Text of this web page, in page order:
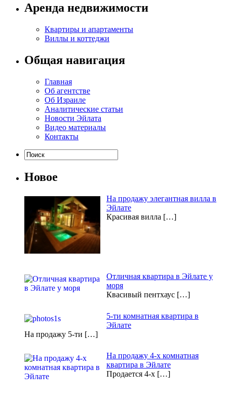
Аренда недвижимости
Квартиры и апартаменты
Виллы и коттеджи
Общая навигация
Главная
Об агентстве
Об Израиле
Аналитические статьи
Новости Эйлата
Видео материалы
Контакты
Новое
На продажу элегантная вилла в
Эйлате
Красивая вилла […]
Отличная квартира в Эйлате у
моря
Квасивый пентхаус […]
5-ти комнатная квартира в
Эйлате
На продажу 5-ти […]
На продажу 4-х комнатная
квартира в Эйлате
Продается 4-х […]